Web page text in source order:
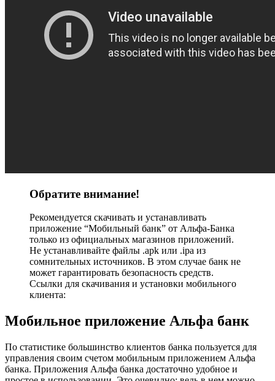
Обратите внимание!
Рекомендуется скачивать и устанавливать
приложение “Мобильный банк” от Альфа-Банка
только из официальных магазинов приложений.
Не устанавливайте файлы .apk или .ipa из
сомнительных источников. В этом случае банк не
может гарантировать безопасность средств.
Ссылки для скачивания и установки мобильного
клиента:
Мобильное приложение Альфа банк
По статистике большинство клиентов банка пользуется для
управления своим счетом мобильным приложением Альфа
банка. Приложения Альфа банка достаточно удобное и